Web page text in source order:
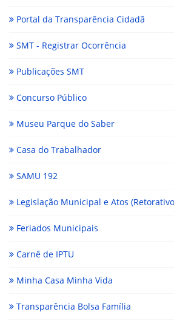
Portal da Transparência Cidadã
SMT - Registrar Ocorrência
Publicações SMT
Concurso Público
Museu Parque do Saber
Casa do Trabalhador
SAMU 192
Legislação Municipal e Atos
Feriados Municipais
Carnê de IPTU
Minha Casa Minha Vida
Transparência Bolsa Família